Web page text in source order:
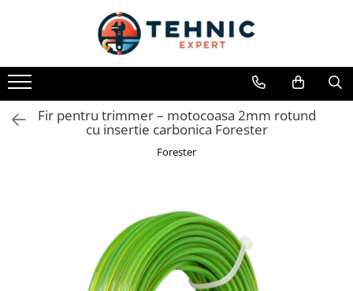
Toate Produsele
Accesorii pentru scule electrice
Accesorii pentru sculele pe aer
Alte accesorii pentru scule
Panze pentru pendular si ferastrau
Benzi adezive, avertizare si
Fir pentru trimmer – motocoasa 2mm rotund
cu insertie carbonica Forester
Forester